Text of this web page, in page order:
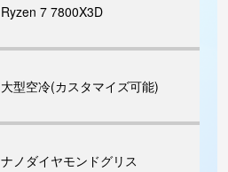
Ryzen 7 7800X3D
大型空冷(カスタマイズ可能)
ナノダイヤモンドグリス